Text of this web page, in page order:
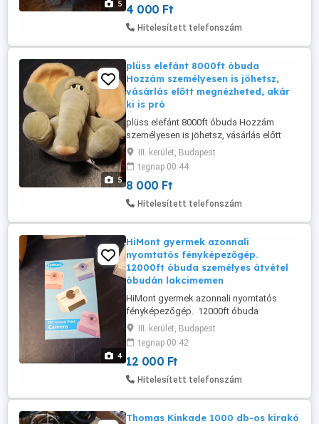
5
8272
4 000 Ft
Hitelesített telefonszám
5
plüss elefánt 8000ft óbuda
Hozzám személyesen is jöhetsz,
vásárlás előtt megnézheted, akár
ki is pró
plüss elefánt 8000ft óbuda Hozzám
személyesen is jöhetsz, vásárlás előtt
megnézheted, akár ki is próbálhatod a
termékeket! személyes átvétel óbudán
lakcimemen posta kizárolag előre fizetés
után mpl csomagautomatába +3000ft 36
50 104 8272
III. kerület, Budapest
tegnap 00:44
8 000 Ft
Hitelesített telefonszám
4
HiMont gyermek azonnali
nyomtatós fényképezőgép.
12000ft óbuda személyes átvétel
óbudán lakcimemen
HiMont gyermek azonnali nyomtatós
fényképezőgép. 12000ft óbuda
személyes átvétel óbudán lakcimemen
vagy előre fizetés után mpl
csomagautomatába +3000ft
Fényképezőgép hőnyomtatóval azonnali
kamera, HD 1080P azonnali kamera
nyomtatópapírral, szórakoztató
ajándékok gyerekeknek, ...
III. kerület, Budapest
tegnap 00:42
12 000 Ft
Hitelesített telefonszám
Thomas Kinkade 1000 db-os kirakó